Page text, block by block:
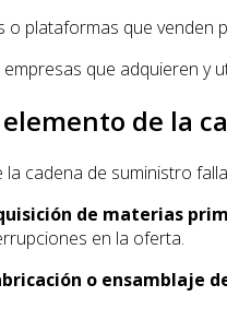
o plataformas que
que adquieren y
de la
cadena de suministro
de materias
en la oferta.
o ensamblaje